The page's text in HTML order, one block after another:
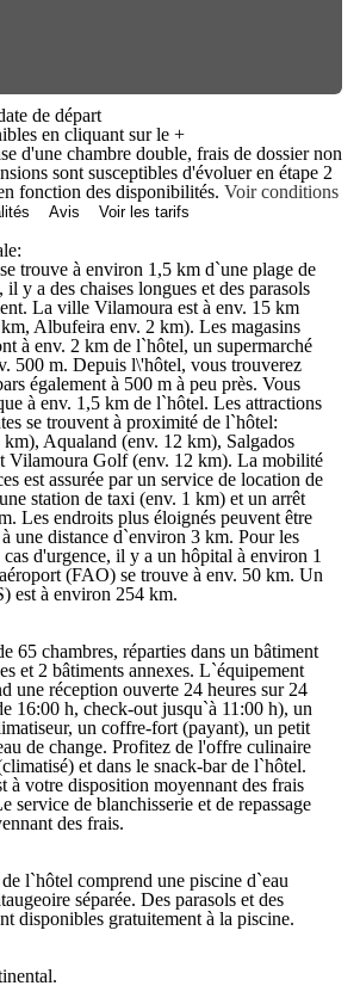
de départ
en cliquant sur le +
d'une chambre double, frais de dossier non
sont susceptibles d'évoluer en étape 2
fonction des disponibilités. Voir conditions
Avis Voir les tarifs
trouve à environ 1,5 km d`une plage de
il y a des chaises longues et des parasols
La ville Vilamoura est à env. 15 km
Albufeira env. 2 km). Les magasins
à env. 2 km de l`hôtel, un supermarché
500 m. Depuis l\'hôtel, vous trouverez
également à 500 m à peu près. Vous
à env. 1,5 km de l`hôtel. Les attractions
se trouvent à proximité de l`hôtel:
Aqualand (env. 12 km), Salgados
Vilamoura Golf (env. 12 km). La mobilité
est assurée par un service de location de
station de taxi (env. 1 km) et un arrêt
Les endroits plus éloignés peuvent être
une distance d`environ 3 km. Pour les
d'urgence, il y a un hôpital à environ 1
(FAO) se trouve à env. 50 km. Un
est à environ 254 km.
65 chambres, réparties dans un bâtiment
et 2 bâtiments annexes. L`équipement
une réception ouverte 24 heures sur 24
16:00 h, check-out jusqu`à 11:00 h), un
un coffre-fort (payant), un petit
de change. Profitez de l'offre culinaire
et dans le snack-bar de l`hôtel.
à votre disposition moyennant des frais
service de blanchisserie et de repassage
des frais.
l`hôtel comprend une piscine d`eau
séparée. Des parasols et des
disponibles gratuitement à la piscine.